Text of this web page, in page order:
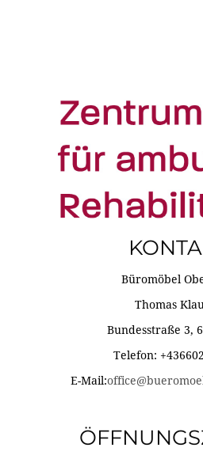
Büromöbel
Thomas
Bundesstraße 3,
Telefon:
E-Mail: